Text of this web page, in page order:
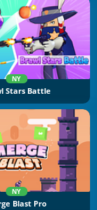
NY
Stars Battle
NY
Blast Pro